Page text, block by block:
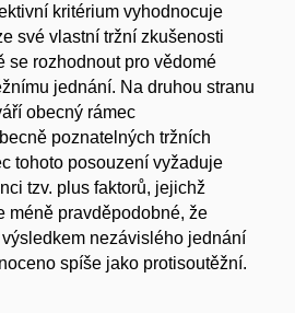
kritérium vyhodnocuje
své vlastní tržní zkušenosti
se rozhodnout pro vědomé
jednání. Na druhou stranu
obecný rámec
poznatelných tržních
tohoto posouzení vyžaduje
tzv. plus faktorů, jejichž
méně pravděpodobné, že
nezávislého jednání
spíše jako protisoutěžní.